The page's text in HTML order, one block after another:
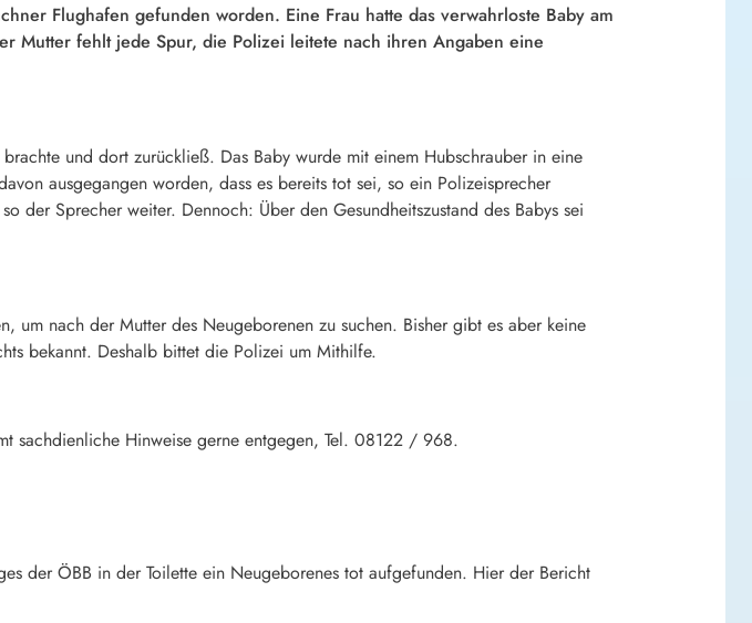
Flughafen gefunden worden. Eine Frau hatte das verwahrloste Baby am
Mutter fehlt jede Spur, die Polizei leitete nach ihren Angaben eine
und dort zurückließ. Das Baby wurde mit einem Hubschrauber in eine
ausgegangen worden, dass es bereits tot sei, so ein Polizeisprecher
der Sprecher weiter. Dennoch: Über den Gesundheitszustand des Babys sei
um nach der Mutter des Neugeborenen zu suchen. Bisher gibt es aber keine
bekannt. Deshalb bittet die Polizei um Mithilfe.
sachdienliche Hinweise gerne entgegen, Tel. 08122 / 968.
der ÖBB in der Toilette ein Neugeborenes tot aufgefunden. Hier der Bericht